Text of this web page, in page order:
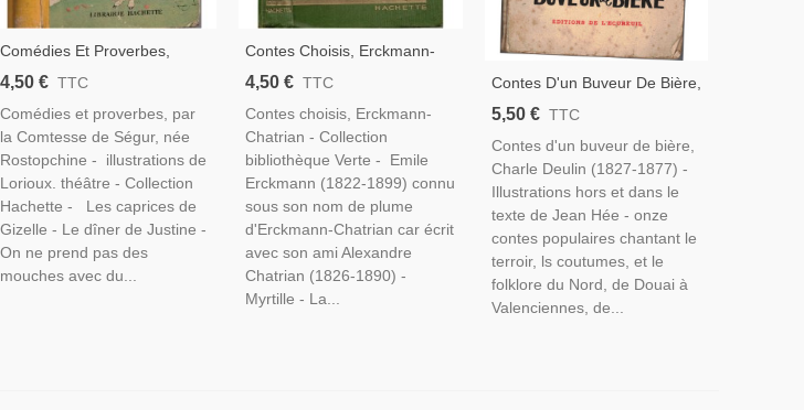
Comédies Et Proverbes,
Comtesse De Ségur, 1949 -
Littérature Jeunesse,
Hachette
4,50 € TTC
Comédies et proverbes, par
la Comtesse de Ségur, née
Rostopchine - illustrations de
Lorioux. théâtre - Collection
Hachette - Les caprices de
Gizelle - Le dîner de Justine -
On ne prend pas des
mouches avec du...
Contes Choisis, Erckmann-
Chatrian 1934 - Alsace,
Bibliothèque Verte,
Couverture Verte
4,50 € TTC
Contes choisis, Erckmann-
Chatrian - Collection
bibliothèque Verte - Emile
Erckmann (1822-1899) connu
sous son nom de plume
d'Erckmann-Chatrian car écrit
avec son ami Alexandre
Chatrian (1826-1890) -
Myrtille - La...
Contes D'un Buveur De Bière,
Charles Deulin, - Nord Pas-
Contes Populaires,
5,50 € TTC
Contes d'un buveur de bière,
Charle Deulin (1827-1877) -
Illustrations hors et dans le
texte de Jean Hée - onze
contes populaires chantant le
terroir, ls coutumes, et le
folklore du Nord, de Douai à
Valenciennes, de...